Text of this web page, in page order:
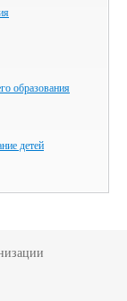
образования
детей